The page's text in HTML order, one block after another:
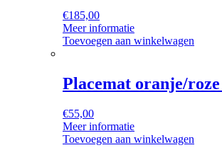
€185,00
Meer informatie
Toevoegen aan winkelwagen
Placemat oranje/roze
€55,00
Meer informatie
Toevoegen aan winkelwagen